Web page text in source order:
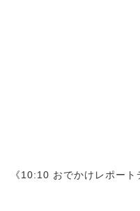
《10:10 おでかけレポート